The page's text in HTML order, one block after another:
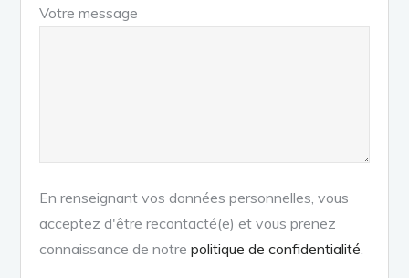
Votre message
En renseignant vos données personnelles, vous
acceptez d'être recontacté(e) et vous prenez
connaissance de notrepolitique de confidentialité